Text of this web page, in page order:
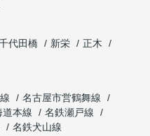
代田橋 新栄
正木
名古屋市営鶴舞線
道本線
名鉄瀬戸線
名鉄犬山線